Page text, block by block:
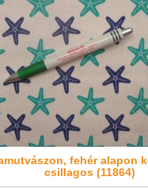
fehér alapon
csillagos (11864)